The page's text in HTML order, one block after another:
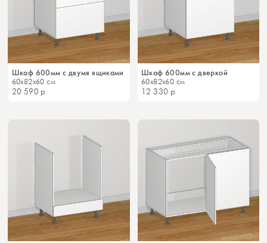
Шкаф 600мм с двумя ящиками
60x82x60 см
20 590 р
Шкаф 600мм с дверкой
60x82x60 см
12 330 р